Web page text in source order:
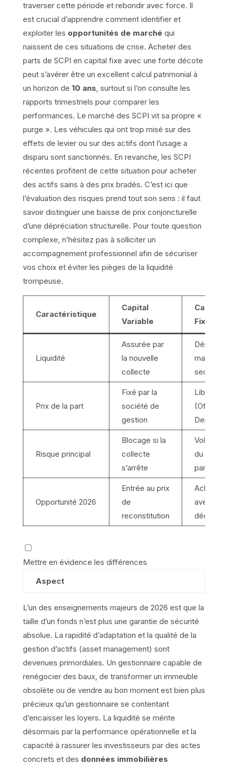
traverser cette période et rebondir avec force. Il
est crucial d’apprendre comment identifier et
exploiter les opportunités de marché qui
naissent de ces situations de crise. Acheter des
parts de SCPI en capital fixe avec une forte décote
peut s’avérer être un excellent calcul patrimonial à
un horizon de 10 ans, surtout si l’on consulte les
rapports trimestriels pour comparer les
performances. Le marché des SCPI vit sa propre «
purge ». Les véhicules qui ont trop misé sur des
effets de levier ou sur des actifs dont l’usage a
disparu sont sanctionnés. En revanche, les SCPI
récentes profitent de cette situation pour acheter
des actifs sains à des prix bradés. C’est ici que
l’évaluation des risques prend tout son sens : il faut
savoir distinguer une baisse de prix conjoncturelle
d’une dépréciation structurelle. Pour toute question
complexe, n’hésitez pas à solliciter un
accompagnement professionnel afin de sécuriser
vos choix et éviter les pièges de la liquidité
trompeuse.
Caractéristique
Capital
Variable
Capital
Fixe
Liquidité
Assurée par
la nouvelle
collecte
Dépend
marché
Prix de la part
Fixé par la
société de
gestion
Libre
(Offre /
Risque principal
Blocage si la
collecte
s’arrête
Volatilité
du prix
part
Opportunité 2026
Entrée au prix
de
reconstitution
Achat
avec
décote
Mettre en évidence les différences
Aspect
L’un des enseignements majeurs de 2026 est que la
taille d’un fonds n’est plus une garantie de sécurité
absolue. La rapidité d’adaptation et la qualité de la
gestion d’actifs (asset management) sont
devenues primordiales. Un gestionnaire capable de
renégocier des baux, de transformer un immeuble
obsolète ou de vendre au bon moment est bien plus
précieux qu’un gestionnaire se contentant
d’encaisser les loyers. La liquidité se mérite
désormais par la performance opérationnelle et la
capacité à rassurer les investisseurs par des actes
concrets et des données immobilières